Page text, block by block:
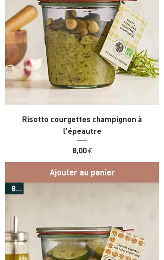
Risotto courgettes champignon à
l'épeautre
Prix
8,00 €
Ajouter au panier
Bio